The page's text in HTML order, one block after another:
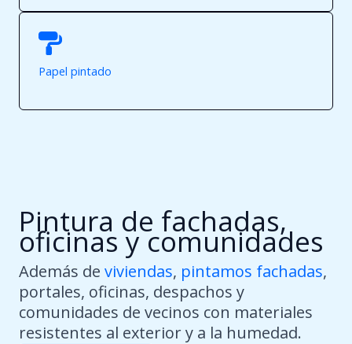
Papel pintado
Pintura de fachadas,
oficinas y comunidades
Además de viviendas, pintamos fachadas,
portales, oficinas, despachos y
comunidades de vecinos con materiales
resistentes al exterior y a la humedad.